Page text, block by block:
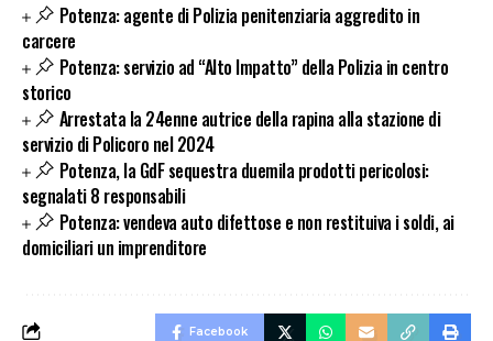
Potenza: agente di Polizia penitenziaria aggredito in
carcere
Potenza: servizio ad “Alto Impatto” della Polizia in centro
storico
Arrestata la 24enne autrice della rapina alla stazione di
servizio di Policoro nel 2024
Potenza, la GdF sequestra duemila prodotti pericolosi:
segnalati 8 responsabili
Potenza: vendeva auto difettose e non restituiva i soldi, ai
domiciliari un imprenditore
Facebook